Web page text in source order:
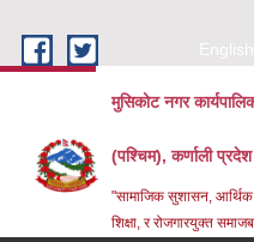
English
मुसिकोट नगर
(पश्चिम), कर्णाली
"सामाजिक सुशासन, आर्थिक
शिक्षा, र रोजगारयुक्त